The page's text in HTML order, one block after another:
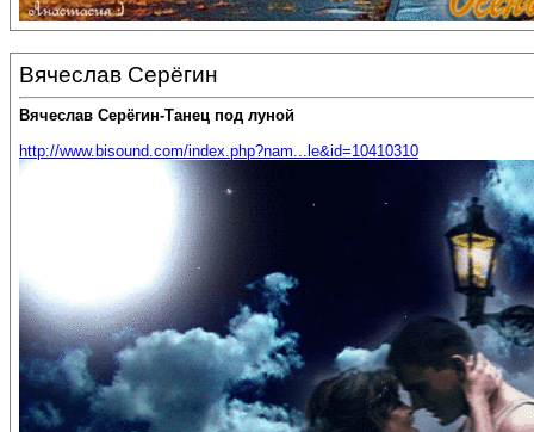
Вячеслав Серёгин
Вячеслав Серёгин-Танец под луной
http://www.bisound.com/index.php?nam...le&id=10410310